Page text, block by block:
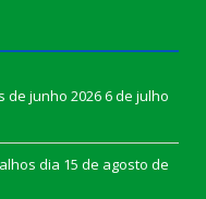
de junho 20266 de julho
dia 15 de agosto de